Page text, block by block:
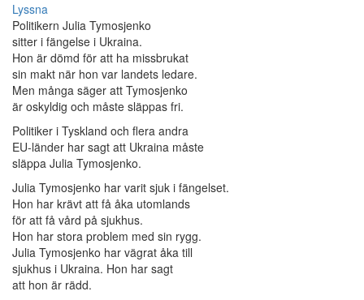
Lyssna
Politikern Julia Tymosjenko
sitter i fängelse i Ukraina.
Hon är dömd för att ha missbrukat
sin makt när hon var landets ledare.
Men många säger att Tymosjenko
är oskyldig och måste släppas fri.
Politiker i Tyskland och flera andra
EU-länder har sagt att Ukraina måste
släppa Julia Tymosjenko.
Julia Tymosjenko har varit sjuk i fängelset.
Hon har krävt att få åka utomlands
för att få vård på sjukhus.
Hon har stora problem med sin rygg.
Julia Tymosjenko har vägrat åka till
sjukhus i Ukraina. Hon har sagt
att hon är rädd.